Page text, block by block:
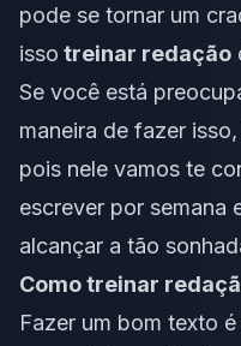
pode se tornar um
isso treinar redação
Se você está
maneira de fazer
pois nele vamos te
escrever por semana
alcançar a tão
Como treinar
Fazer um bom texto